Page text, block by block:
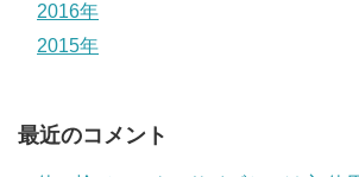
2016年
2015年
最近のコメント